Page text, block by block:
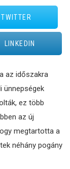
TWITTER
LINKEDIN
az időszakra
ünnepségek
ez több
az új
megtartotta a
néhány pogány